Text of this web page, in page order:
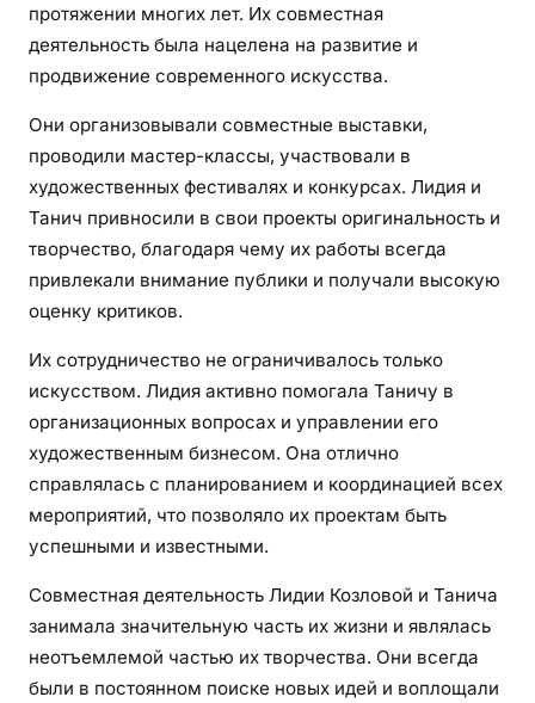
протяжении многих лет. Их совместная
деятельность была нацелена на развитие и
продвижение современного искусства.
Они организовывали совместные выставки,
проводили мастер-классы, участвовали в
художественных фестивалях и конкурсах. Лидия и
Танич привносили в свои проекты оригинальность и
творчество, благодаря чему их работы всегда
привлекали внимание публики и получали высокую
оценку критиков.
Их сотрудничество не ограничивалось только
искусством. Лидия активно помогала Таничу в
организационных вопросах и управлении его
художественным бизнесом. Она отлично
справлялась с планированием и координацией всех
мероприятий, что позволяло их проектам быть
успешными и известными.
Совместная деятельность Лидии Козловой и Танича
занимала значительную часть их жизни и являлась
неотъемлемой частью их творчества. Они всегда
были в постоянном поиске новых идей и воплощали